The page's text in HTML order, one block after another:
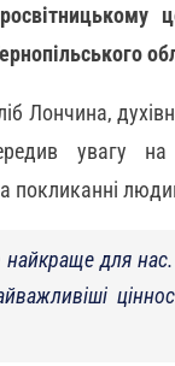
Лончина,
увагу
покликанні
для